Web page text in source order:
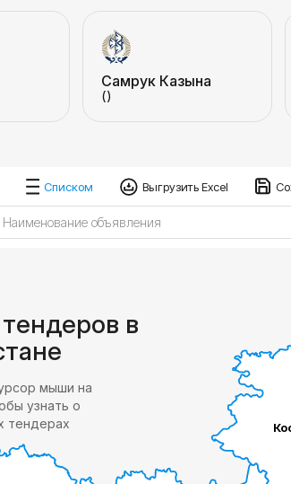
Самрук Казына
()
Списком Выгрузить Excel
Наименование объявления
в
мыши на
узнать о
тендерах